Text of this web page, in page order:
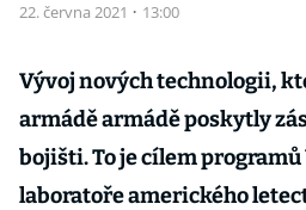
22. června 2021 · 13:00
Vývoj nových technologii,
armádě armádě poskytly
bojišti. To je cílem
laboratoře amerického